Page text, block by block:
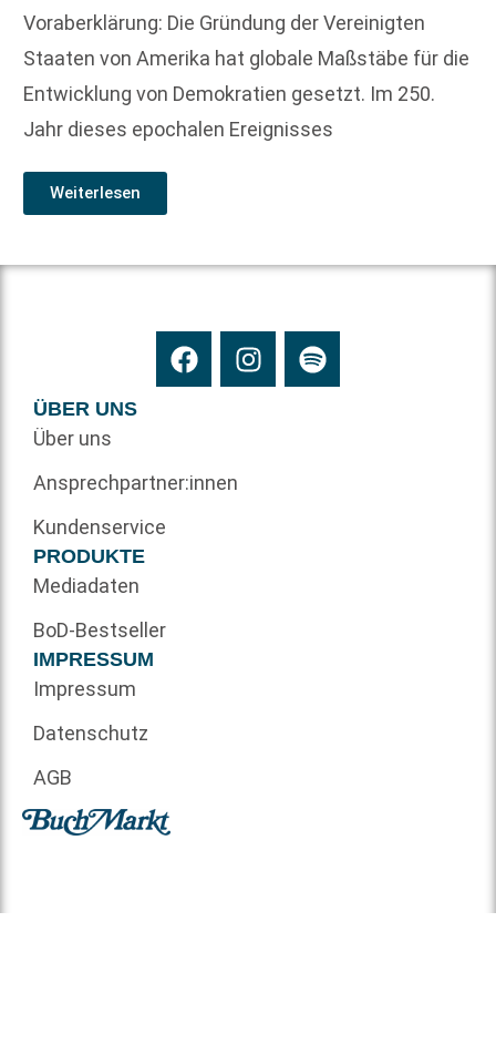
Voraberklärung: Die Gründung der Vereinigten
Staaten von Amerika hat globale Maßstäbe für die
Entwicklung von Demokratien gesetzt. Im 250.
Jahr dieses epochalen Ereignisses
Weiterlesen
ÜBER UNS
Über uns
Ansprechpartner:innen
Kundenservice
PRODUKTE
Mediadaten
BoD-Bestseller
IMPRESSUM
Impressum
Datenschutz
AGB